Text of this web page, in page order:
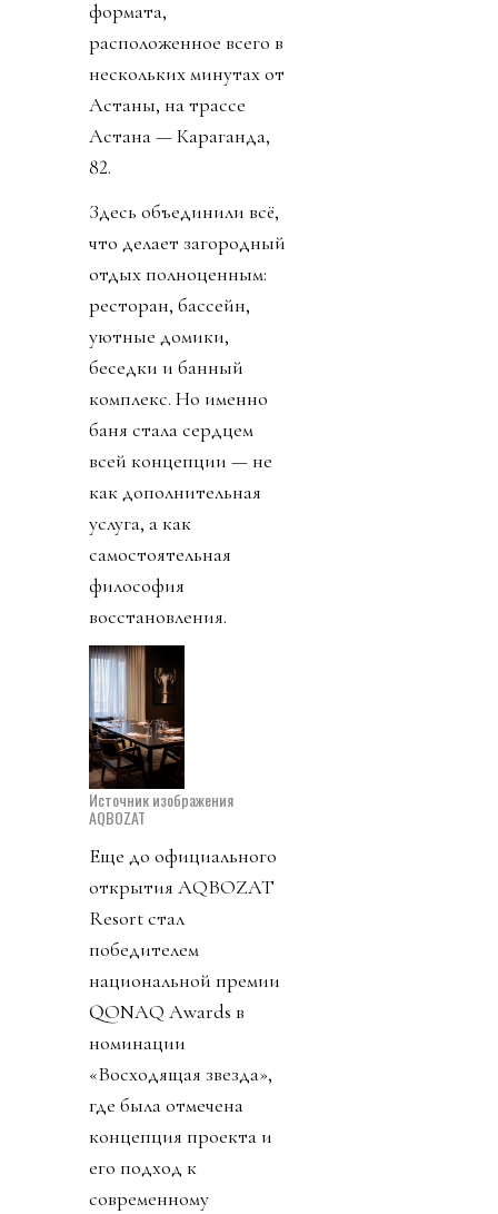
формата,
расположенное всего в
нескольких минутах от
Астаны, на трассе
Астана — Караганда,
82.
Здесь объединили всё,
что делает загородный
отдых полноценным:
ресторан, бассейн,
уютные домики,
беседки и банный
комплекс. Но именно
баня стала сердцем
всей концепции — не
как дополнительная
услуга, а как
самостоятельная
философия
восстановления.
Источник изображения
AQBOZAT
Еще до официального
открытия AQBOZAT
Resort стал
победителем
национальной премии
QONAQ Awards в
номинации
«Восходящая звезда»,
где была отмечена
концепция проекта и
его подход к
современному